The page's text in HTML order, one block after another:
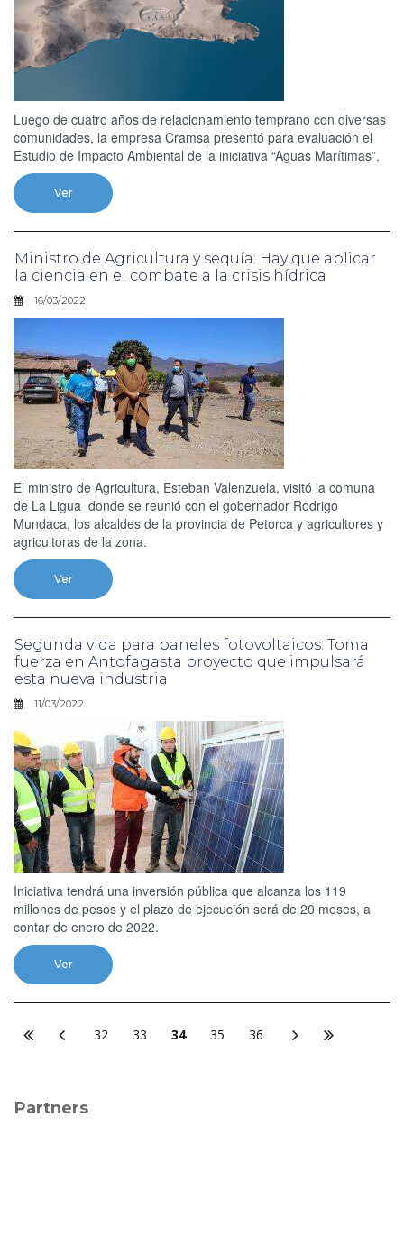
Luego de cuatro años de relacionamiento temprano con diversas
comunidades, la empresa Cramsa presentó para evaluación el
Estudio de Impacto Ambiental de la iniciativa “Aguas Marítimas”.
Ver
Ministro de Agricultura y sequía: Hay que aplicar
la ciencia en el combate a la crisis hídrica
16/03/2022
El ministro de Agricultura, Esteban Valenzuela, visitó la comuna
de La Ligua donde se reunió con el gobernador Rodrigo
Mundaca, los alcaldes de la provincia de Petorca y agricultores y
agricultoras de la zona.
Ver
Segunda vida para paneles fotovoltaicos: Toma
fuerza en Antofagasta proyecto que impulsará
esta nueva industria
11/03/2022
Iniciativa tendrá una inversión pública que alcanza los 119
millones de pesos y el plazo de ejecución será de 20 meses, a
contar de enero de 2022.
Ver
32 33 34 35 36
Partners